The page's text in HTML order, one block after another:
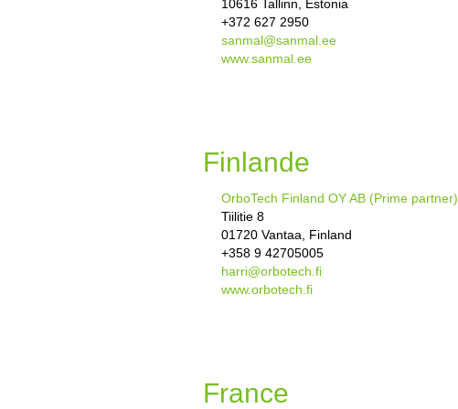
10616 Tallinn, Estonia
+372 627 2950
sanmal@sanmal.ee
www.sanmal.ee
Finlande
OrboTech Finland OY AB (Prime partner)
Tiilitie 8
01720 Vantaa, Finland
+358 9 42705005
harri@orbotech.fi
www.orbotech.fi
France